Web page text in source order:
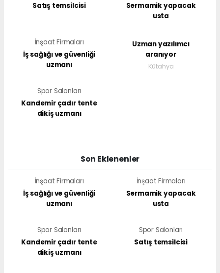
Satış temsilcisi
Sermamik yapacak
usta
İnşaat Firmaları
İş sağlığı ve güvenliği
uzmanı
Uzman yazılımcı
aranıyor
Kütahya
Spor Salonları
Kandemir çadır tente
dikiş uzmanı
Son Eklenenler
İnşaat Firmaları
İş sağlığı ve güvenliği
uzmanı
İnşaat Firmaları
Sermamik yapacak
usta
Spor Salonları
Kandemir çadır tente
dikiş uzmanı
Spor Salonları
Satış temsilcisi